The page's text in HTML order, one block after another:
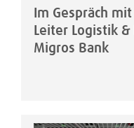
Im Gespräch
Leiter Logistik &
Migros Bank